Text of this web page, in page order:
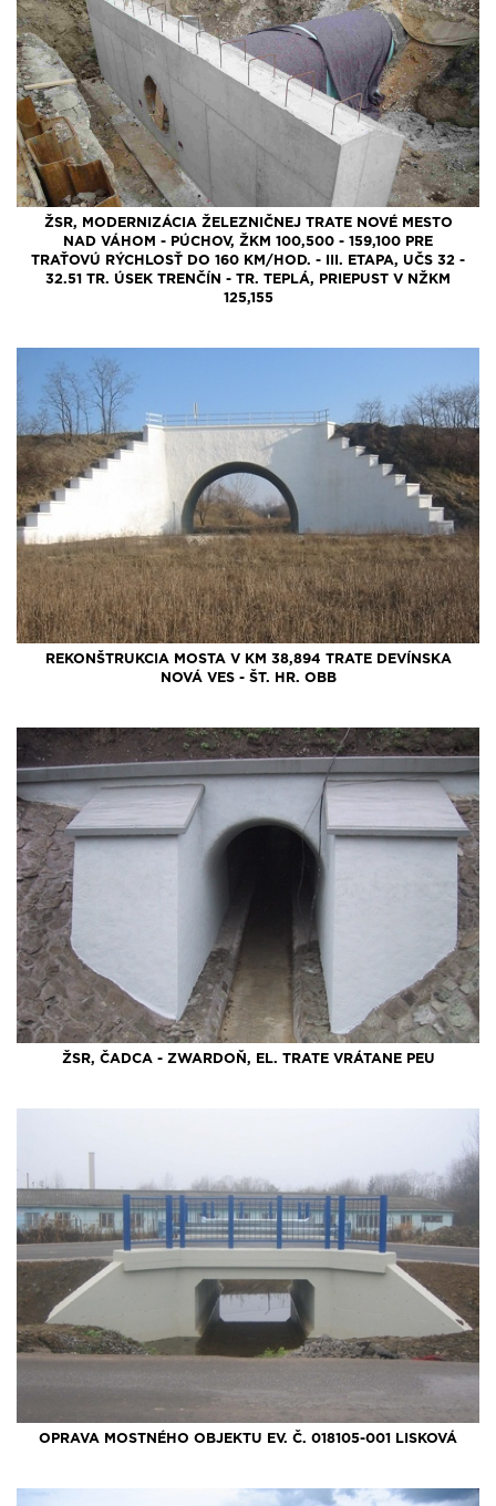
ŽSR, MODERNIZÁCIA ŽELEZNIČNEJ TRATE NOVÉ MESTO
NAD VÁHOM - PÚCHOV, ŽKM 100,500 - 159,100 PRE
TRAŤOVÚ RÝCHLOSŤ DO 160 KM/HOD. - III. ETAPA, UČS 32 -
32.51 TR. ÚSEK TRENČÍN - TR. TEPLÁ, PRIEPUST V NŽKM
125,155
REKONŠTRUKCIA MOSTA V KM 38,894 TRATE DEVÍNSKA
NOVÁ VES - ŠT. HR. OBB
ŽSR, ČADCA - ZWARDOŇ, EL. TRATE VRÁTANE PEU
OPRAVA MOSTNÉHO OBJEKTU EV. Č. 018105-001 LISKOVÁ